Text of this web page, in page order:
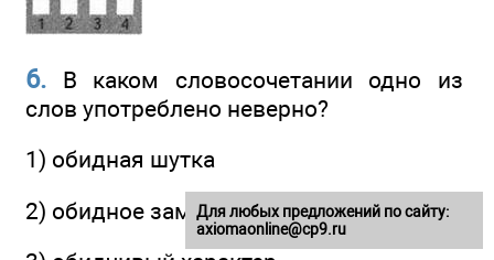
6. В каком словосочетании одно из
слов употреблено неверно?
1) обидная шутка
2) обидное замечаниеДля любых предложений по сайту:
axiomaonline@cp9.ru